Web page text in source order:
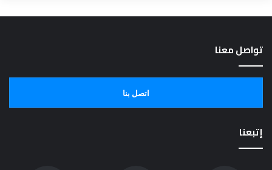
تواصل معنا
اتصل بنا
إتبعنا